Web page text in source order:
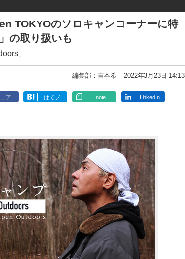
TOKYOのソロキャンコーナーに特
の取り扱いも
」
編集部：吉本希 2022年3月23日 14:13
ア はてブ note LinkedIn